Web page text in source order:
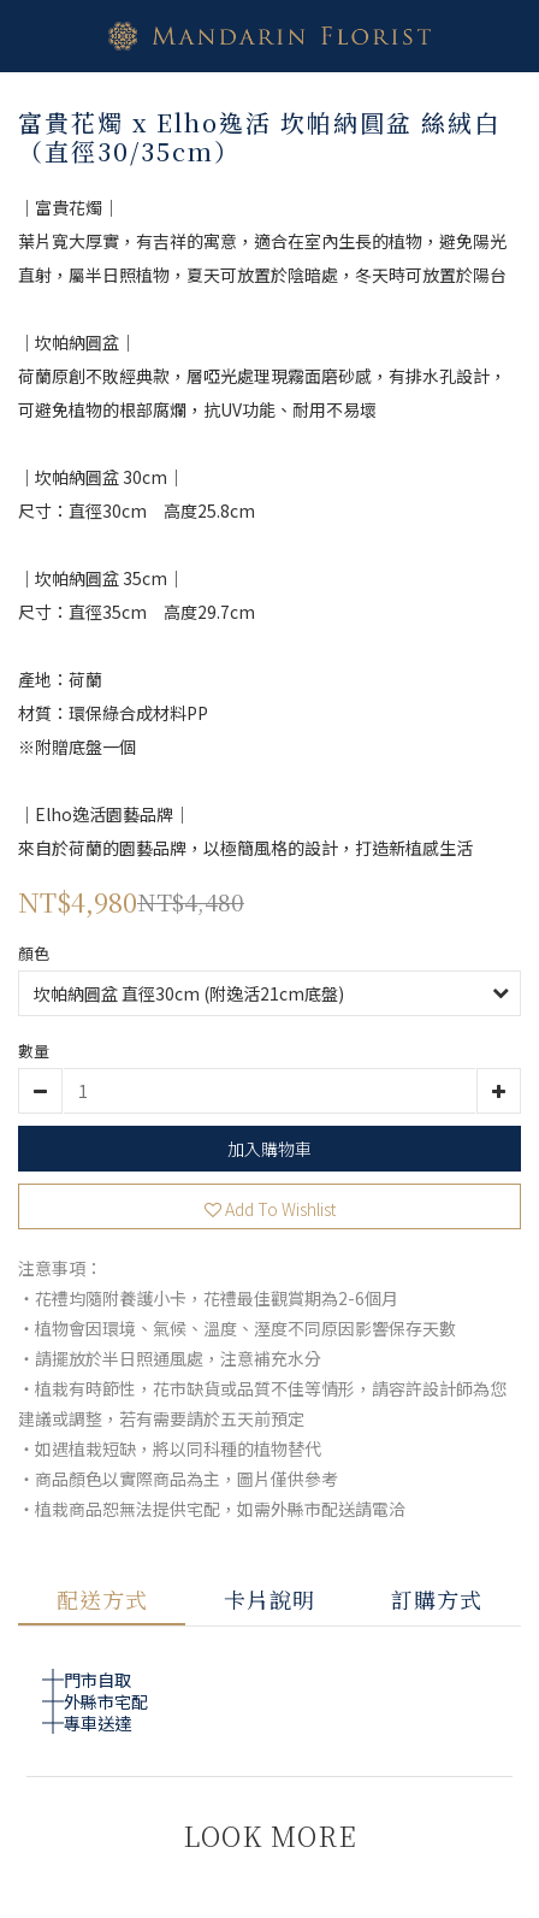
富貴花燭 x Elho逸活 坎帕納圓盆 絲絨白
（直徑30/35cm）
｜富貴花燭｜
葉片寬大厚實，有吉祥的寓意，適合在室內生長的植物，避免陽光
直射，屬半日照植物，夏天可放置於陰暗處，冬天時可放置於陽台
｜坎帕納圓盆｜
荷蘭原創不敗經典款，層啞光處理現霧面磨砂感，有排水孔設計，
可避免植物的根部腐爛，抗UV功能、耐用不易壞
｜坎帕納圓盆 30cm｜
尺寸：直徑30cm　高度25.8cm
｜坎帕納圓盆 35cm｜
尺寸：直徑35cm　高度29.7cm
產地：荷蘭
材質：環保綠合成材料PP
※附贈底盤一個
｜Elho逸活園藝品牌｜
來自於荷蘭的園藝品牌，以極簡風格的設計，打造新植感生活
NT$4,480
NT$4,980
顏色
數量
加入購物車
Add To Wishlist
注意事項：
・花禮均隨附養護小卡，花禮最佳觀賞期為2-6個月
・植物會因環境、氣候、溫度、溼度不同原因影響保存天數
・請擺放於半日照通風處，注意補充水分
・植栽有時節性，花市缺貨或品質不佳等情形，請容許設計師為您
建議或調整，若有需要請於五天前預定
・如遇植栽短缺，將以同科種的植物替代
・商品顏色以實際商品為主，圖片僅供參考
・植栽商品恕無法提供宅配，如需外縣市配送請電洽
配送方式 卡片說明 訂購方式
門市自取
外縣市宅配
專車送達
LOOK MORE